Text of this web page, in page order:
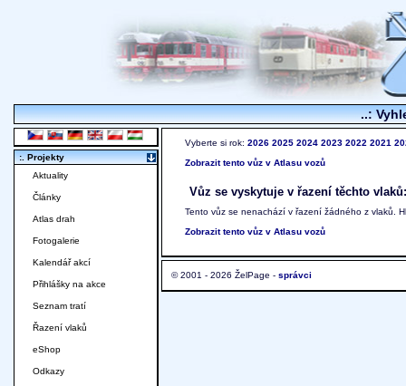
..:
Vyberte si rok: 2026 2025 2024 2023 2022 2021
Zobrazit tento vůz v Atlasu vozů
Vůz se vyskytuje v řazení těchto vlaků:
Tento vůz se nenachází v řazení žádného z vlaků.
Zobrazit tento vůz v Atlasu vozů
© 2001 - 2026 ŽelPage - správci
:. Projekty
Aktuality
Články
Atlas drah
Fotogalerie
Kalendář akcí
Přihlášky na akce
Seznam tratí
Řazení vlaků
eShop
Odkazy